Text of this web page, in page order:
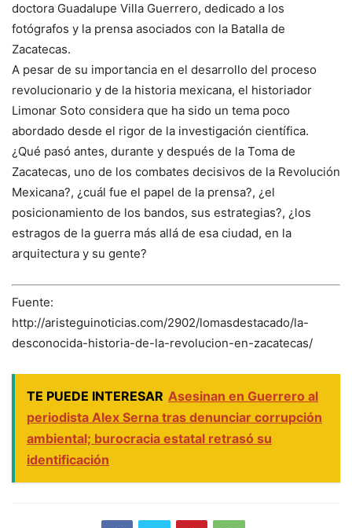
doctora Guadalupe Villa Guerrero, dedicado a los
fotógrafos y la prensa asociados con la Batalla de
Zacatecas.
A pesar de su importancia en el desarrollo del proceso
revolucionario y de la historia mexicana, el historiador
Limonar Soto considera que ha sido un tema poco
abordado desde el rigor de la investigación científica.
¿Qué pasó antes, durante y después de la Toma de
Zacatecas, uno de los combates decisivos de la Revolución
Mexicana?, ¿cuál fue el papel de la prensa?, ¿el
posicionamiento de los bandos, sus estrategias?, ¿los
estragos de la guerra más allá de esa ciudad, en la
arquitectura y su gente?
Fuente:
http://aristeguinoticias.com/2902/lomasdestacado/la-
desconocida-historia-de-la-revolucion-en-zacatecas/
TE PUEDE INTERESAR Asesinan en Guerrero al
periodista Alex Serna tras denunciar corrupción
ambiental; burocracia estatal retrasó su
identificación